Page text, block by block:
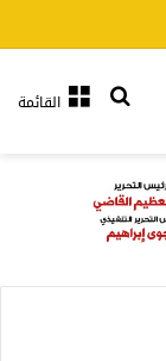
القائمةبحث عن